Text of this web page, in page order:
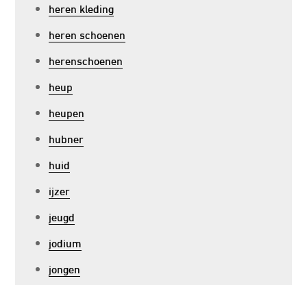
heren kleding
heren schoenen
herenschoenen
heup
heupen
hubner
huid
ijzer
jeugd
jodium
jongen